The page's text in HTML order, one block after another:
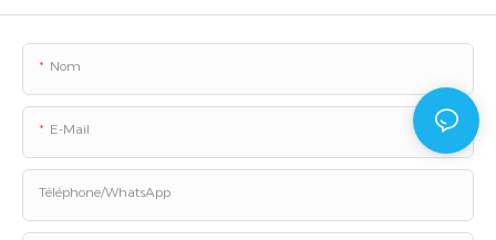
Nom
E-Mail
Téléphone/WhatsApp